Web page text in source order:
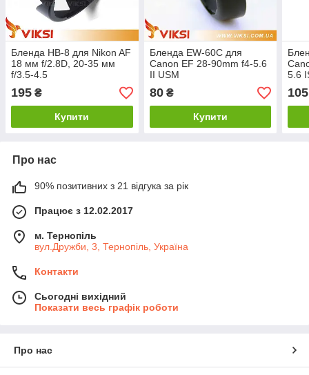
Бленда HB-8 для Nikon AF
18 мм f/2.8D, 20-35 мм
f/3.5-4.5
195 ₴
Купити
Бленда EW-60C для
Canon EF 28-90mm f4-5.6
II USM
80₴
Купити
5.6
105
Про нас
90% позитивних з 21 відгука за рік
Працює з 12.02.2017
м. Тернопіль
вул.Дружби, 3, Тернопіль, Україна
Контакти
Сьогодні вихідний
Показати весь графік роботи
Про нас